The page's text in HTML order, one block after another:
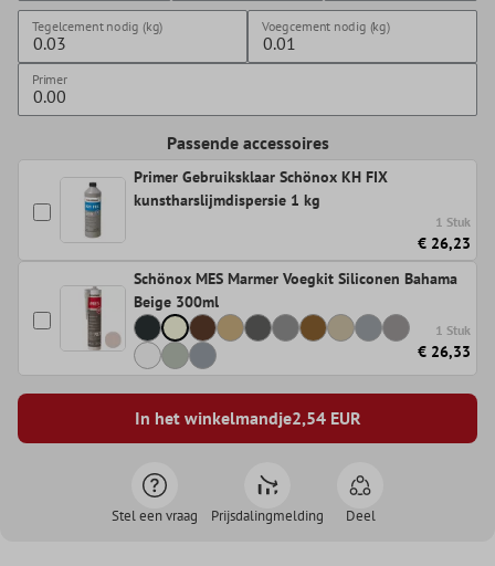
Tegelcement nodig (kg) Voegcement nodig (kg)
Primer
Passende accessoires
Primer Gebruiksklaar Schönox KH FIX
kunstharslijmdispersie 1 kg
1 Stuk
€ 26,23
Schönox MES Marmer Voegkit Siliconen Bahama
Beige 300ml
1 Stuk
€ 26,33
In het winkelmandje2,54EUR
Stel een vraag Prijsdalingmelding Deel